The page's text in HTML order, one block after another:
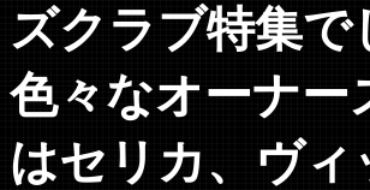
ズクラブ特集で
色々なオーナー
はセリカ、ヴ